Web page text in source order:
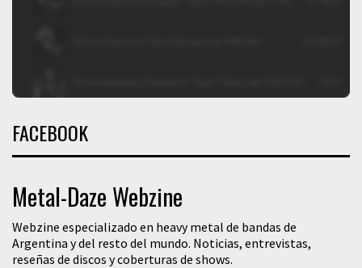
FACEBOOK
Metal-Daze Webzine
Webzine especializado en heavy metal de bandas de
Argentina y del resto del mundo. Noticias, entrevistas,
reseñas de discos y coberturas de shows.